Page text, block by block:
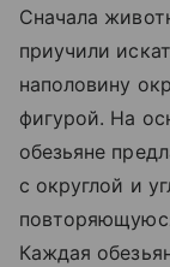
Сначала
приучили
наполовину
фигурой. На
обезьяне
с округлой и
Каждая